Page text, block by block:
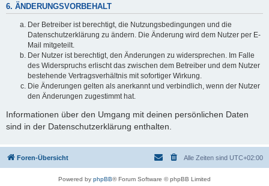
6. ÄNDERUNGSVORBEHALT
Der Betreiber ist berechtigt, die Nutzungsbedingungen und die
Datenschutzerklärung zu ändern. Die Änderung wird dem Nutzer per E-
Mail mitgeteilt.
Der Nutzer ist berechtigt, den Änderungen zu widersprechen. Im Falle
des Widerspruchs erlischt das zwischen dem Betreiber und dem Nutzer
bestehende Vertragsverhältnis mit sofortiger Wirkung.
Die Änderungen gelten als anerkannt und verbindlich, wenn der Nutzer
den Änderungen zugestimmt hat.
Informationen über den Umgang mit deinen persönlichen Daten
sind in der Datenschutzerklärung enthalten.
Foren-Übersicht Alle Zeiten sind UTC+02:00
Powered by phpBB® Forum Software © phpBB Limited